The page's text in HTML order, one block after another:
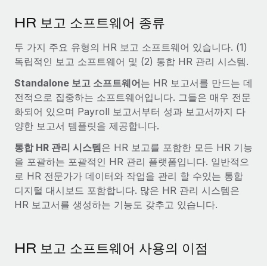
HR 보고 소프트웨어 종류
두 가지 주요 유형의 HR 보고 소프트웨어 있습니다. (1)
독립적인 보고 소프트웨어 및 (2) 통합 HR 관리 시스템.
Standalone 보고 소프트웨어는 HR 보고서를 만드는 데
전적으로 집중하는 소프트웨어입니다. 그들은 매우 전문
화되어 있으며 Payroll 보고서부터 성과 보고서까지 다
양한 보고서 템플릿을 제공합니다.
통합 HR 관리 시스템은 HR 보고를 포함한 모든 HR 기능
을 포괄하는 포괄적인 HR 관리 플랫폼입니다. 일반적으
로 HR 전문가가 데이터와 작업을 관리 할 수있는 통합
디지털 대시보드 포함합니다. 많은 HR 관리 시스템은
HR 보고서를 생성하는 기능도 갖추고 있습니다.
HR 보고 소프트웨어 사용의 이점